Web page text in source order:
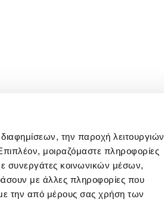
την παροχή λειτουργιών
μοιραζόμαστε πληροφορίες
συνεργάτες κοινωνικών μέσων,
με άλλες πληροφορίες που
την από μέρους σας χρήση των
reserved.